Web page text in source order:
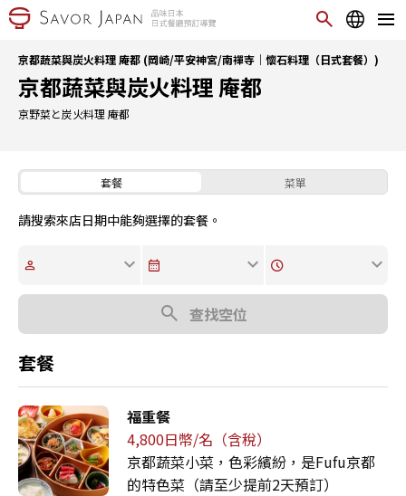
京都蔬菜與炭火料理 庵都 (岡崎/平安神宮/南禪寺｜懷石料理（日式套餐）)
京都蔬菜與炭火料理 庵都
京野菜と炭火料理 庵都
套餐 菜單
請搜索來店日期中能夠選擇的套餐。
查找空位
套餐
福重餐
4,800日幣/名（含稅）
京都蔬菜小菜，色彩繽紛，是Fufu京都
的特色菜（請至少提前2天預訂）